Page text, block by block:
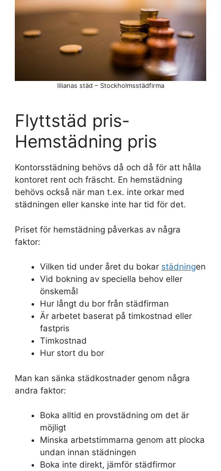
lilianas städ – Stockholmsstädfirma
Flyttstäd pris-
Hemstädning pris
Kontorsstädning behövs då och då för att hålla
kontoret rent och fräscht. En hemstädning
behövs också när man t.ex. inte orkar med
städningen eller kanske inte har tid för det.
Priset för hemstädning påverkas av några
faktor:
Vilken tid under året du bokar städningen
Vid bokning av speciella behov eller
önskemål
Hur långt du bor från städfirman
Är arbetet baserat på timkostnad eller
fastpris
Timkostnad
Hur stort du bor
Man kan sänka städkostnader genom några
andra faktor:
Boka alltid en provstädning om det är
möjligt
Minska arbetstimmarna genom att plocka
undan innan städningen
Boka inte direkt, jämför städfirmor